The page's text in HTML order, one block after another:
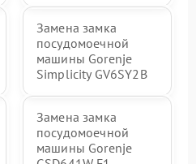
Замена замка
посудомоечной
машины Gorenje
Simplicity GV6SY2B
Замена замка
посудомоечной
машины Gorenje